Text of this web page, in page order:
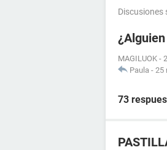
Discusiones
MAGILUOK -
Paula - 25
73